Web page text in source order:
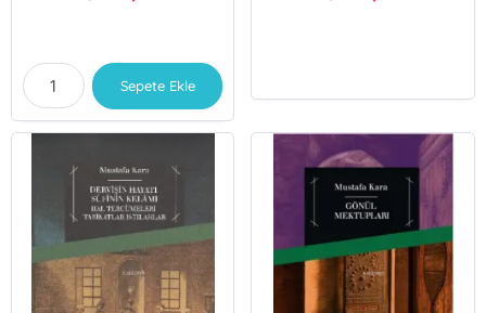
Sepete Ekle